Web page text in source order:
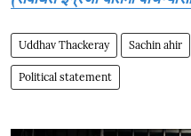
Uddhav Thackeray Sachin ahir
Political statement